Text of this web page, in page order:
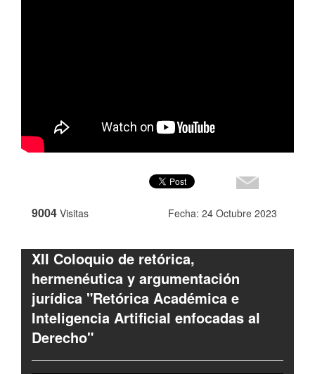
9004 Visitas Fecha: 24 Octubre 2023
XII Coloquio de retórica,
hermenéutica y argumentación
jurídica "Retórica Académica e
Inteligencia Artificial enfocadas al
Derecho"